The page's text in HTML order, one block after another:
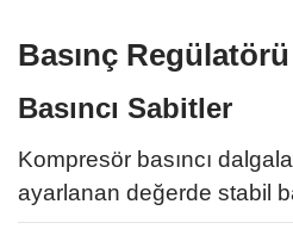
Basınç
Basıncı Sabitler
Kompresör basıncı
ayarlanan değerde stabil